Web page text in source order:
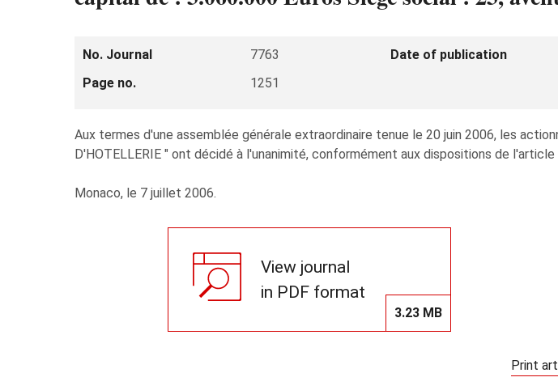
No. Journal 7763 Date of publication
Page no.
1251
Aux termes d'une assemblée générale extraordinaire tenue le 20 juin 2006, les
D'HOTELLERIE " ont décidé à l'unanimité, conformément aux dispositions de
Monaco, le 7 juillet 2006.
View journal
in PDF format
3.23 MB
Print